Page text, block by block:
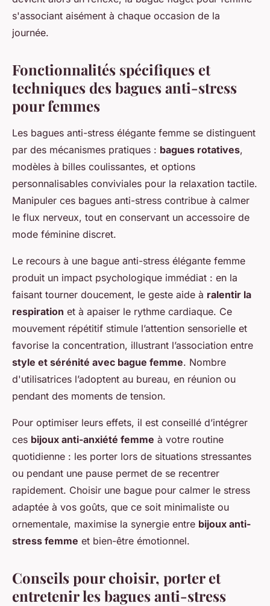
s'associant aisément à chaque occasion de la
journée.
Fonctionnalités spécifiques et
techniques des bagues anti-stress
pour femmes
Les bagues anti-stress élégante femme se distinguent
par des mécanismes pratiques : bagues rotatives,
modèles à billes coulissantes, et options
personnalisables conviviales pour la relaxation tactile.
Manipuler ces bagues anti-stress contribue à calmer
le flux nerveux, tout en conservant un accessoire de
mode féminine discret.
Le recours à une bague anti-stress élégante femme
produit un impact psychologique immédiat : en la
faisant tourner doucement, le geste aide à ralentir la
respiration et à apaiser le rythme cardiaque. Ce
mouvement répétitif stimule l’attention sensorielle et
favorise la concentration, illustrant l’association entre
style et sérénité avec bague femme. Nombre
d'utilisatrices l’adoptent au bureau, en réunion ou
pendant des moments de tension.
Pour optimiser leurs effets, il est conseillé d’intégrer
ces bijoux anti-anxiété femme à votre routine
quotidienne : les porter lors de situations stressantes
ou pendant une pause permet de se recentrer
rapidement. Choisir une bague pour calmer le stress
adaptée à vos goûts, que ce soit minimaliste ou
ornementale, maximise la synergie entre bijoux anti-
stress femme et bien-être émotionnel.
Conseils pour choisir, porter et
entretenir les bagues anti-stress